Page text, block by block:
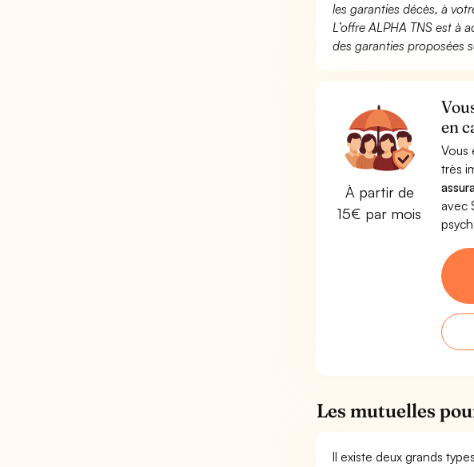
les garanties décès, à
L’offre ALPHA TNS est à
des garanties proposées
À partir de
15€ par mois
en
Vous
très
avec
Les mutuelles
Il existe deux grands